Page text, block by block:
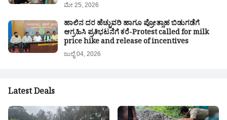
ಮೇ 25, 2026
ಹಾಲಿನ ದರ ಹೆಚ್ಚುವರಿ ಹಾಗೂ ಪ್ರೋತ್ಸಾಹ ಬಿಡುಗಡೆಗೆ
ಆಗ್ರಹಿಸಿ ಪ್ರತಿಭಟನೆಗೆ ಕರೆ-Protest called for milk
price hike and release of incentives
ಜುಲೈ 04, 2026
Latest Deals